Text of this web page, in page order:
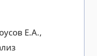
Е.А.,